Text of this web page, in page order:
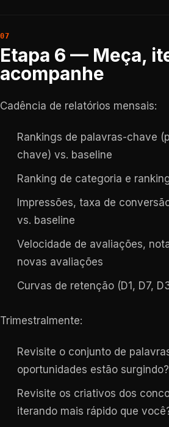
Etapa 6 — Meça,
acompanhe
Cadência de relatórios mensais:
Rankings de palavras-chave
chave) vs. baseline
Ranking de categoria e
Impressões, taxa de
vs. baseline
Velocidade de avaliações,
novas avaliações
Curvas de retenção (D1, D7,
Trimestralmente:
Revisite o conjunto de
oportunidades estão surgindo?
Revisite os criativos dos
iterando mais rápido que